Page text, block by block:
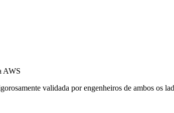
AWS
validada por engenheiros de ambos os